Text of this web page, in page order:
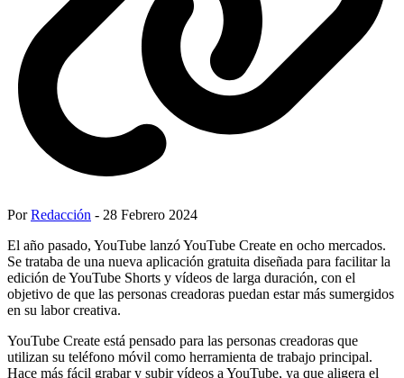
PorRedacción - 28 Febrero 2024
El año pasado, YouTube lanzó YouTube Create en ocho mercados.
Se trataba de una nueva aplicación gratuita diseñada para facilitar la
edición de YouTube Shorts y vídeos de larga duración, con el
objetivo de que las personas creadoras puedan estar más sumergidos
en su labor creativa.
YouTube Create está pensado para las personas creadoras que
utilizan su teléfono móvil como herramienta de trabajo principal.
Hace más fácil grabar y subir vídeos a YouTube, ya que aligera el